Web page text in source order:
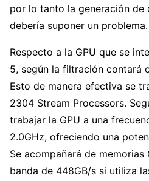
por lo tanto la generación de
debería suponer un problema.
Respecto a la GPU que se
5, según la filtración contará
Esto de manera efectiva se
2304 Stream Processors.
trabajar la GPU a una
2.0GHz, ofreciendo una
Se acompañará de memorias
banda de 448GB/s si utiliza